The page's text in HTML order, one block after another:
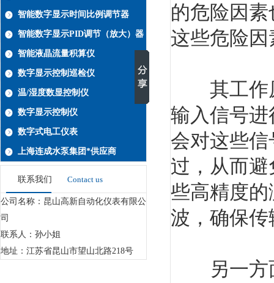
智能数字显示时间比例调节器
智能数字显示PID调节（放大）器
智能液晶流量积算仪
数字显示控制巡检仪
温/湿度数显控制仪
数字显示控制仪
数字式电工仪表
上海连成水泵集团*供应商
联系我们 Contact us
公司名称：昆山高新自动化仪表有限公
司
联系人：孙小姐
地址：江苏省昆山市望山北路218号
的危险因
这些危险
其工作原
输入信号
会对这些
过，从而
些高精度
波，确保
另一方面